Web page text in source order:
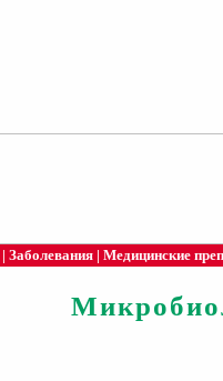
| Заболевания | Медицинские